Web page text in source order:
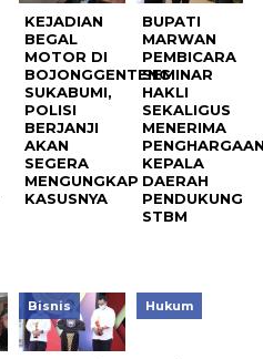
KEJADIAN
BEGAL
MOTOR DI
BOJONGGENTENG
SUKABUMI,
POLISI
BERJANJI
AKAN
SEGERA
MENGUNGKAP
KASUSNYA
BUPATI
MARWAN
PEMBICARA
SEMINAR
HAKLI
SEKALIGUS
MENERIMA
KEPALA
DAERAH
PENDUKUNG
STBM
Bisnis Hukum